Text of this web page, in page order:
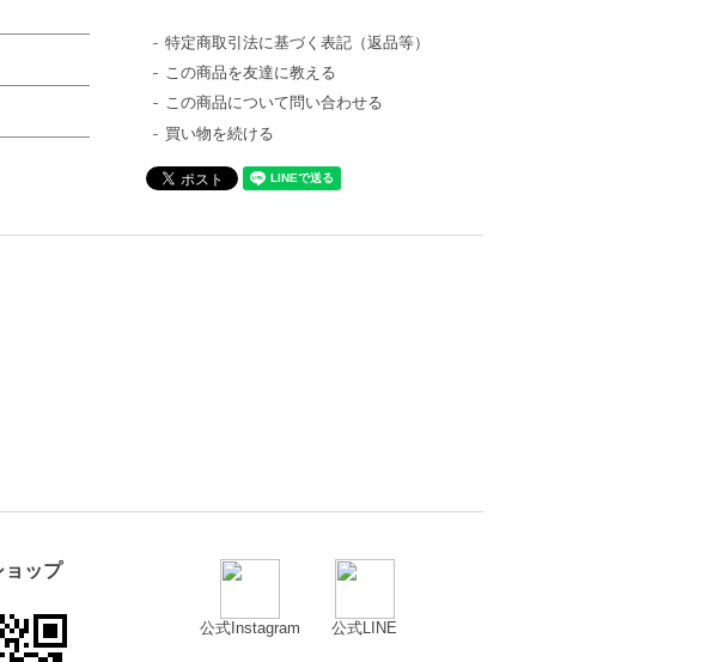
特定商取引法に基づく表記（返品等）
この商品を友達に教える
この商品について問い合わせる
買い物を続ける
ョップ
公式Instagram 公式LINE